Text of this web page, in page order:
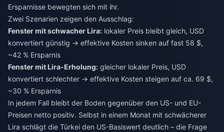
Ersparnisse bewegten sich mit ihr.
Zwei Szenarien zeigen den Ausschlag:
Fenster mit schwacher Lira: lokaler Preis bleibt gleich, USD
konvertiert günstig → effektive Kosten sinken auf fast 58 $,
~42 % Ersparnis
Fenster mit Lira-Erholung: gleicher lokaler Preis, USD
konvertiert schlechter → effektive Kosten steigen auf ca. 69 $,
~30 % Ersparnis
In jedem Fall bleibt der Boden gegenüber den US- und EU-
Preisen netto positiv. Selbst in einem Monat mit schwächerer
Lira schlägt die Türkei den US-Basiswert deutlich – die Frage